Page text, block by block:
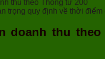
trọng quy định về thời
doanh thu theo